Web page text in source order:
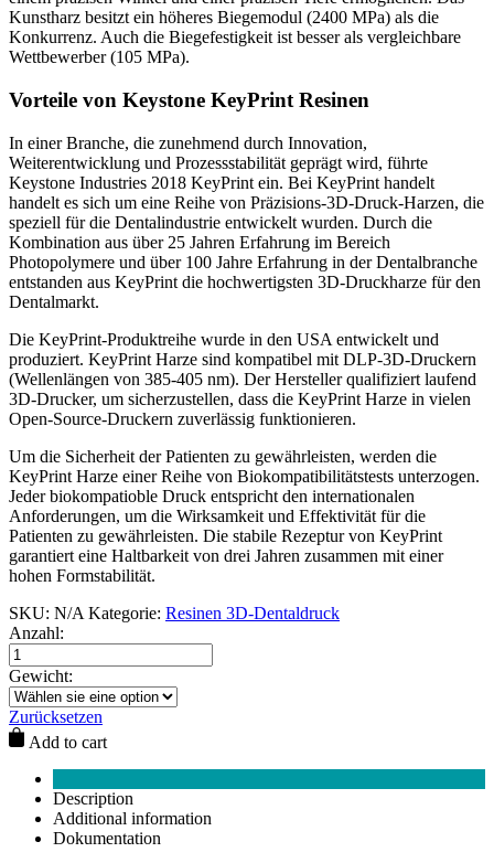
Kunstharz besitzt ein höheres Biegemodul (2400 MPa) als die
Konkurrenz. Auch die Biegefestigkeit ist besser als vergleichbare
Wettbewerber (105 MPa).
Vorteile von Keystone KeyPrint Resinen
In einer Branche, die zunehmend durch Innovation,
Weiterentwicklung und Prozessstabilität geprägt wird, führte
Keystone Industries 2018 KeyPrint ein. Bei KeyPrint handelt
handelt es sich um eine Reihe von Präzisions-3D-Druck-Harzen, die
speziell für die Dentalindustrie entwickelt wurden. Durch die
Kombination aus über 25 Jahren Erfahrung im Bereich
Photopolymere und über 100 Jahre Erfahrung in der Dentalbranche
entstanden aus KeyPrint die hochwertigsten 3D-Druckharze für den
Dentalmarkt.
Die KeyPrint-Produktreihe wurde in den USA entwickelt und
produziert. KeyPrint Harze sind kompatibel mit DLP-3D-Druckern
(Wellenlängen von 385-405 nm). Der Hersteller qualifiziert laufend
3D-Drucker, um sicherzustellen, dass die KeyPrint Harze in vielen
Open-Source-Druckern zuverlässig funktionieren.
Um die Sicherheit der Patienten zu gewährleisten, werden die
KeyPrint Harze einer Reihe von Biokompatibilitätstests unterzogen.
Jeder biokompatioble Druck entspricht den internationalen
Anforderungen, um die Wirksamkeit und Effektivität für die
Patienten zu gewährleisten. Die stabile Rezeptur von KeyPrint
garantiert eine Haltbarkeit von drei Jahren zusammen mit einer
hohen Formstabilität.
SKU: N/A Kategorie: Resinen 3D-Dentaldruck
Anzahl:
Gewicht:
Zurücksetzen
Add to cart
Description
Additional information
Dokumentation